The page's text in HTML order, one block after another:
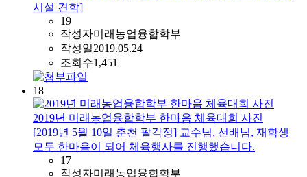
시설 견학]
19
작성자미래농업융합학부
작성일2019.05.24
조회수1,451
18
2019년 미래농업융합학부 한마음 체육대회 사진
[2019년 5월 10일 춘천 팔각정] 교수님, 선배님, 재학생
모두 한마음이 되어 체육행사를 진행했습니다.
17
작성자미래농업융합학부